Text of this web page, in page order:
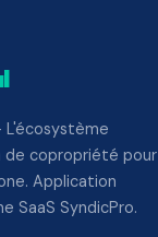
L'écosystème
copropriété pour
Application
SaaS SyndicPro.